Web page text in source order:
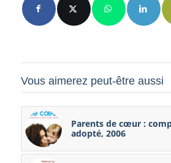
Vous aimerez peut-être aussi
Parents de cœur :
adopté, 2006